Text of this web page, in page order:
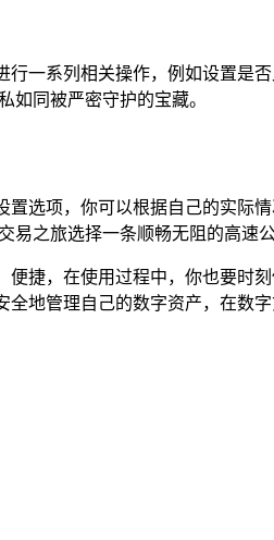
一系列相关操作，例如设置是
如同被严密守护的宝藏。
选项，你可以根据自己的实际
之旅选择一条顺畅无阻的高速公
捷，在使用过程中，你也要时
地管理自己的数字资产，在数字